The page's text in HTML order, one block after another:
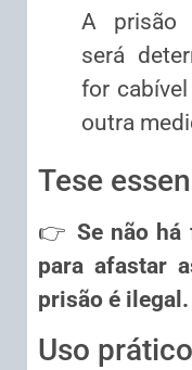
A prisão
será
for
outra
Tese
👉 Se não há
para afastar
prisão é ilegal.
Uso prático